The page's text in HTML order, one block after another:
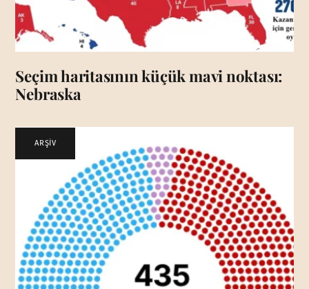
Seçim haritasının küçük mavi noktası:
Nebraska
ARŞİV